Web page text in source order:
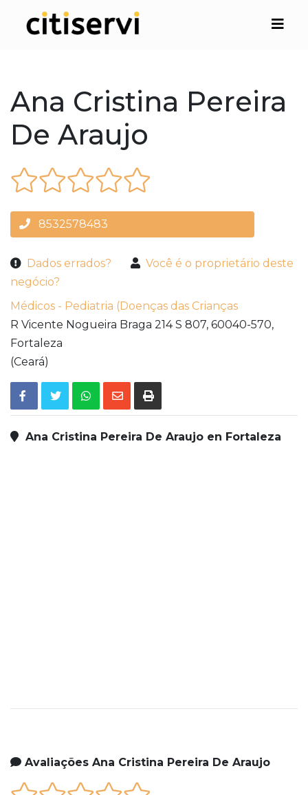
Ana Cristina Pereira
De Araujo
8532578483
Dados errados?
Você é o proprietário deste
negócio?
Médicos - Pediatria (Doenças das Crianças
R Vicente Nogueira Braga 214 S 807, 60040-570,
Fortaleza
(Ceará)
Ana Cristina Pereira De Araujo en Fortaleza
Avaliações Ana Cristina Pereira De Araujo